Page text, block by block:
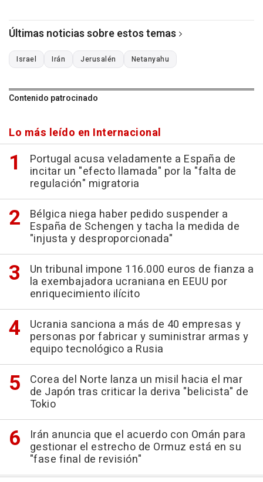
Últimas noticias sobre estos temas
Israel Irán Jerusalén Netanyahu
Contenido patrocinado
Lo más leído en Internacional
Portugal acusa veladamente a España de
incitar un "efecto llamada" por la "falta de
regulación" migratoria
Bélgica niega haber pedido suspender a
España de Schengen y tacha la medida de
"injusta y desproporcionada"
Un tribunal impone 116.000 euros de fianza a
la exembajadora ucraniana en EEUU por
enriquecimiento ilícito
Ucrania sanciona a más de 40 empresas y
personas por fabricar y suministrar armas y
equipo tecnológico a Rusia
Corea del Norte lanza un misil hacia el mar
de Japón tras criticar la deriva "belicista" de
Tokio
Irán anuncia que el acuerdo con Omán para
gestionar el estrecho de Ormuz está en su
"fase final de revisión"